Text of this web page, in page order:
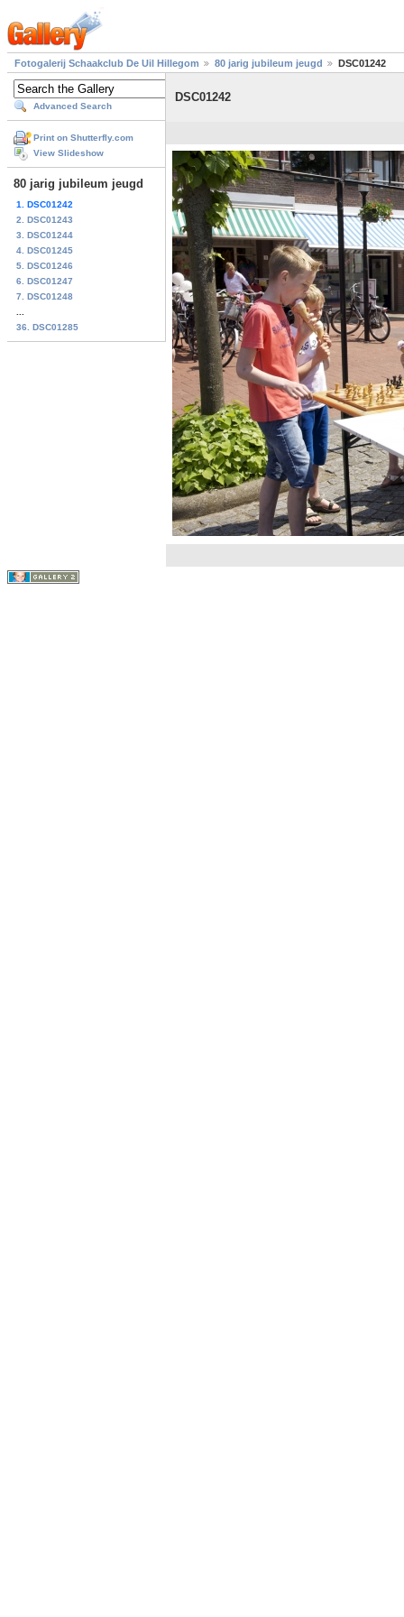
Fotogalerij Schaakclub De Uil Hillegom 80 jarig jubileum jeugd DSC01242
Advanced Search
Print on Shutterfly.com
View Slideshow
80 jarig jubileum jeugd
1. DSC01242
2. DSC01243
3. DSC01244
4. DSC01245
5. DSC01246
6. DSC01247
7. DSC01248
36. DSC01285
DSC01242